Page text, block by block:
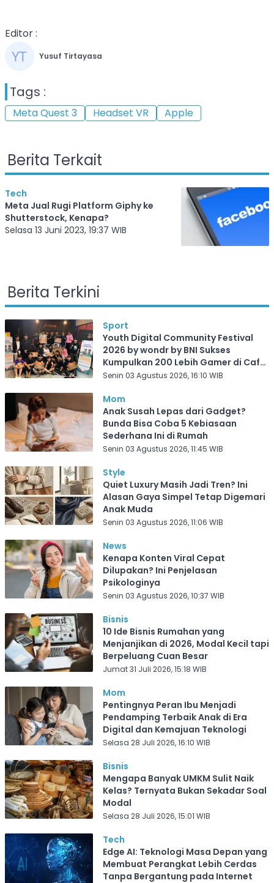
Editor :
Yusuf Tirtayasa
Tags :
Meta Quest 3 Headset VR Apple
Berita Terkait
Tech
Meta Jual Rugi Platform Giphy ke
Shutterstock, Kenapa?
Selasa 13 Juni 2023, 19:37 WIB
Berita Terkini
Sport
Youth Digital Community Festival
2026 by wondr by BNI Sukses
Kumpulkan 200 Lebih Gamer di Cafe
Frekuensi Depok
Senin 03 Agustus 2026, 16:10 WIB
Mom
Anak Susah Lepas dari Gadget?
Bunda Bisa Coba 5 Kebiasaan
Sederhana Ini di Rumah
Senin 03 Agustus 2026, 11:45 WIB
Style
Quiet Luxury Masih Jadi Tren? Ini
Alasan Gaya Simpel Tetap Digemari
Anak Muda
Senin 03 Agustus 2026, 11:06 WIB
News
Kenapa Konten Viral Cepat
Dilupakan? Ini Penjelasan
Psikologinya
Senin 03 Agustus 2026, 10:37 WIB
Bisnis
10 Ide Bisnis Rumahan yang
Menjanjikan di 2026, Modal Kecil tapi
Berpeluang Cuan Besar
Jumat 31 Juli 2026, 15:18 WIB
Mom
Pentingnya Peran Ibu Menjadi
Pendamping Terbaik Anak di Era
Digital dan Kemajuan Teknologi
Selasa 28 Juli 2026, 16:10 WIB
Bisnis
Mengapa Banyak UMKM Sulit Naik
Kelas? Ternyata Bukan Sekadar Soal
Modal
Selasa 28 Juli 2026, 15:01 WIB
Tech
Edge AI: Teknologi Masa Depan yang
Membuat Perangkat Lebih Cerdas
Tanpa Bergantung pada Internet